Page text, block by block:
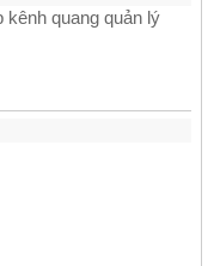
kênh quang quản lý